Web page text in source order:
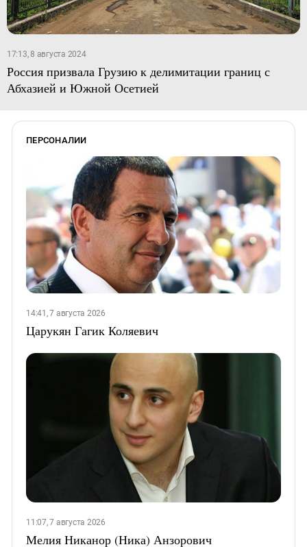
17:13, 8 августа 2024
Россия призвала Грузию к делимитации границ с
Абхазией и Южной Осетией
ПЕРСОНАЛИИ
14:41, 7 августа 2026
Царукян Гагик Коляевич
11:07, 7 августа 2026
Мелия Никанор (Ника) Анзорович